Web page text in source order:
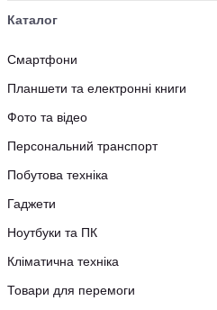
Каталог
Смартфони
Планшети та електронні книги
Фото та відео
Персональний транспорт
Побутова техніка
Гаджети
Ноутбуки та ПК
Кліматична техніка
Товари для перемоги